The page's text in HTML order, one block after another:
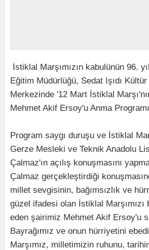
İstiklal Marşımızın kabulünün 96.
Eğitim Müdürlüğü, Sedat Işıdı
Merkezinde '12 Mart İstiklal
Mehmet Akif Ersoy'u Anma
Program saygı duruşu ve İstiklal
Gerze Mesleki ve Teknik Anadolu
Çalmaz'ın açılış konuşmasını
Çalmaz gerçekleştirdiği
millet sevgisinin, bağımsızlık ve
güzel ifadesi olan İstiklal Marşımızı
eden şairimiz Mehmet Akif Ersoy'u
Bayrağımız ve onun hürriyetini
Marşımız, milletimizin ruhunu,